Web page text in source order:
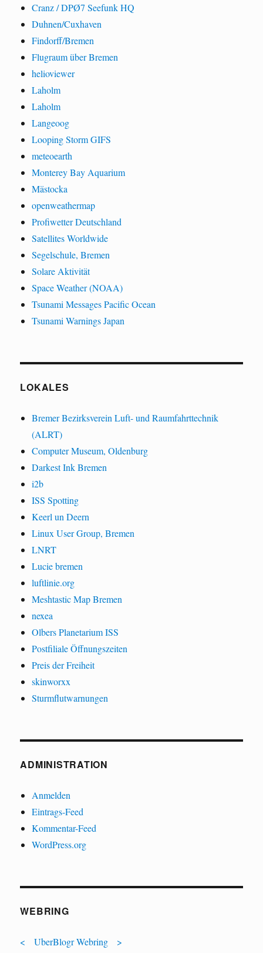
Cranz / DPØ7 Seefunk HQ
Duhnen/Cuxhaven
Findorff/Bremen
Flugraum über Bremen
helioviewer
Laholm
Laholm
Langeoog
Looping Storm GIFS
meteoearth
Monterey Bay Aquarium
Mästocka
openweathermap
Profiwetter Deutschland
Satellites Worldwide
Segelschule, Bremen
Solare Aktivität
Space Weather (NOAA)
Tsunami Messages Pacific Ocean
Tsunami Warnings Japan
LOKALES
Bremer Bezirksverein Luft- und Raumfahrttechnik
(ALRT)
Computer Museum, Oldenburg
Darkest Ink Bremen
i2b
ISS Spotting
Keerl un Deern
Linux User Group, Bremen
LNRT
Lucie bremen
luftlinie.org
Meshtastic Map Bremen
nexea
Olbers Planetarium ISS
Postfiliale Öffnungszeiten
Preis der Freiheit
skinworxx
Sturmflutwarnungen
ADMINISTRATION
Anmelden
Eintrags-Feed
Kommentar-Feed
WordPress.org
WEBRING
< UberBlogr Webring >